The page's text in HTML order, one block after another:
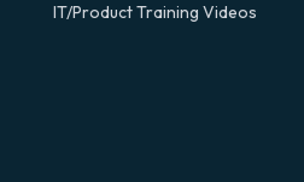
IT/Product Training Videos